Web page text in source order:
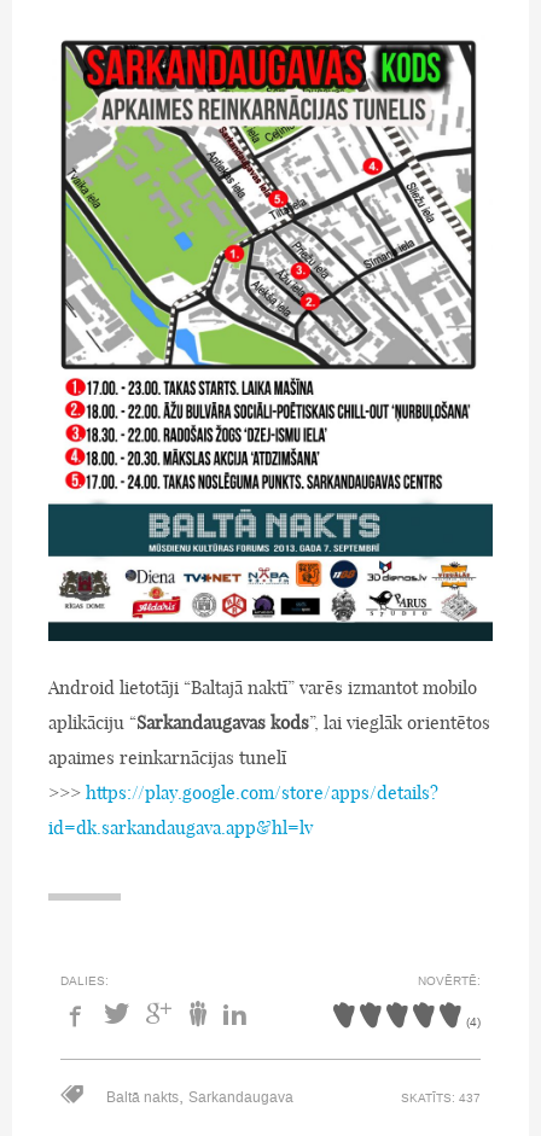
Android lietotāji “Baltajā naktī” varēs izmantot mobilo
aplikāciju “Sarkandaugavas kods”, lai vieglāk orientētos
apaimes reinkarnācijas tunelī
>>> https://play.google.com/store/apps/details?
id=dk.sarkandaugava.app&hl=lv
DALIES: NOVĒRTĒ:
(4)
Baltā nakts, Sarkandaugava SKATĪTS: 437